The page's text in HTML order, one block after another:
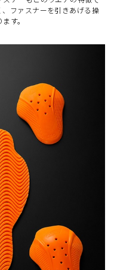
ファスナーを引きあげる操
す。